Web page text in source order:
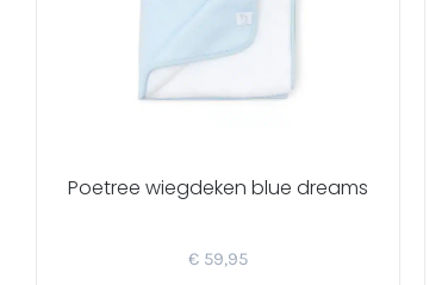
Poetree wiegdeken blue dreams
€ 59,95